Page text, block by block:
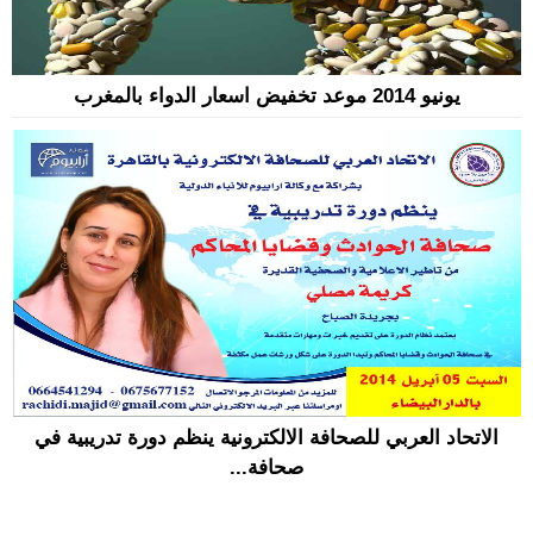
يونيو 2014 موعد تخفيض اسعار الدواء بالمغرب
الاتحاد العربي للصحافة الالكترونية ينظم دورة تدريبية في
صحافة...